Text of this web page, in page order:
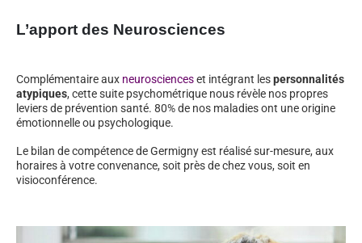
L’apport des Neurosciences
Complémentaire aux neuroscienceset intégrant lespersonnalités
atypiques, cette suite psychométrique nous révèle nos propres
leviers de prévention santé. 80% de nos maladies ont une origine
émotionnelle ou psychologique.
Le bilan de compétence de Germigny est réalisé sur-mesure, aux
horaires à votre convenance, soit près de chez vous, soit en
visioconférence.